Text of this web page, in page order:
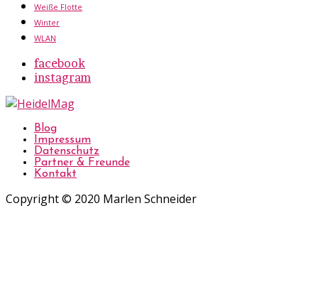
Weiße Flotte
Winter
WLAN
facebook
instagram
Blog
Impressum
Datenschutz
Partner & Freunde
Kontakt
Copyright © 2020 Marlen Schneider